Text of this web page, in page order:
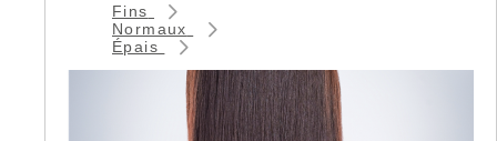
Fins
Normaux
Épais